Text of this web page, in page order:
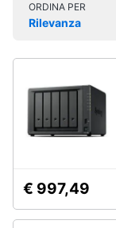
home
Audio
musica
Arredo
ORDINA PER
Rilevanza
€ 997,49